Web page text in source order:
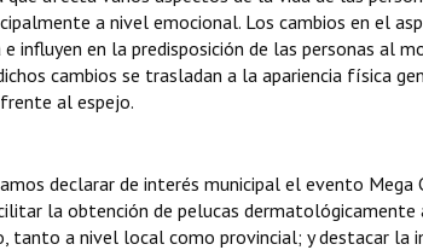
a nivel emocional. Los cambios en el
influyen en la predisposición de las personas al
cambios se trasladan a la apariencia física
al espejo.
declarar de interés municipal el evento Mega
la obtención de pelucas dermatológicamente
a nivel local como provincial; y destacar la